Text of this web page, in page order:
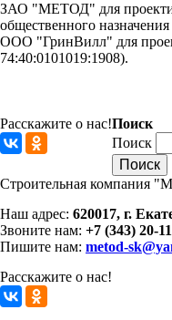
ЗАО "МЕТОД" для
общественного
ООО "ГринВилл" для
74:40:0101019:1908).
Расскажите о нас!Поиск
Поиск
Строительная компания
Наш адрес: 620017, г.
Звоните нам: +7 (343) 20-
Пишите нам: metod-
Расскажите о нас!